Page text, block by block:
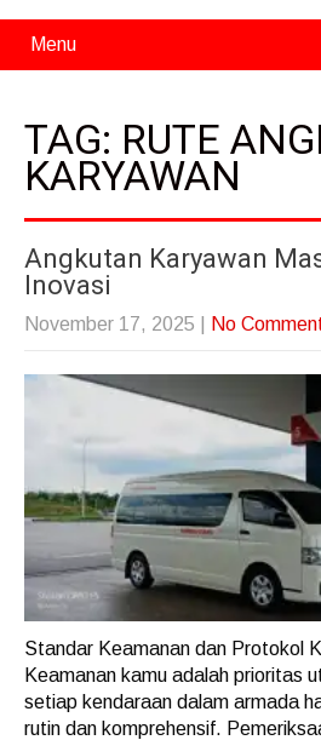
Menu
TAG: RUTE
KARYAWAN
Angkutan Karyawan
Inovasi
November 17, 2025 No
Standar Keamanan dan Protokol
Keamanan kamu adalah prioritas
setiap kendaraan dalam armada
rutin dan komprehensif.